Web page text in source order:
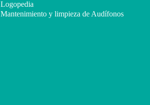
Logopedia
Mantenimiento y limpieza de Audífonos